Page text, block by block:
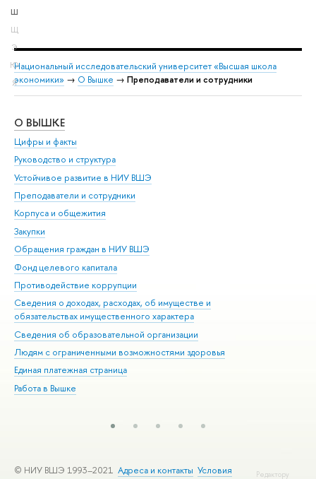
Ш
Щ
Э
Ю
Я
Национальный исследовательский университет «Высшая школа
экономики» → О Вышке → Преподаватели и сотрудники
О ВЫШКЕ
Цифры и факты
Руководство и структура
Устойчивое развитие в НИУ ВШЭ
Преподаватели и сотрудники
Корпуса и общежития
Закупки
Обращения граждан в НИУ ВШЭ
Фонд целевого капитала
Противодействие коррупции
Сведения о доходах, расходах, об имуществе и
обязательствах имущественного характера
Сведения об образовательной организации
Людям с ограниченными возможностями здоровья
Единая платежная страница
Работа в Вышке
Редактору
© НИУ ВШЭ 1993–2021 Адреса и контакты Условия